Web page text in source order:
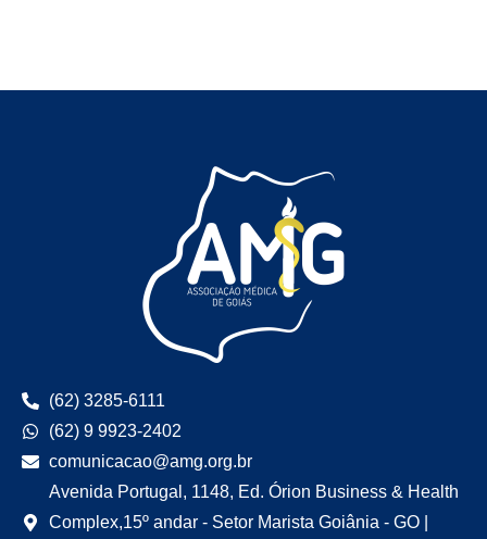
(62) 3285-6111
(62) 9 9923-2402
comunicacao@amg.org.br
Avenida Portugal, 1148, Ed. Órion Business & Health
Complex,15º andar - Setor Marista Goiânia - GO |